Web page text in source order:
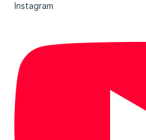
Instagram